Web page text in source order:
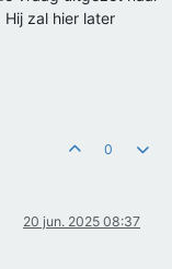
zal hier later
0
20 jun. 2025 08:37